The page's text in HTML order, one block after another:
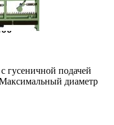
гусеничной подачей
диаметр